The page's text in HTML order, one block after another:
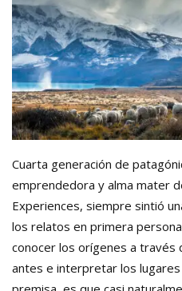
Cuarta generación de
emprendedora y alma mater
Experiences, siempre sintió
los relatos en primera
conocer los orígenes a través
antes e interpretar los